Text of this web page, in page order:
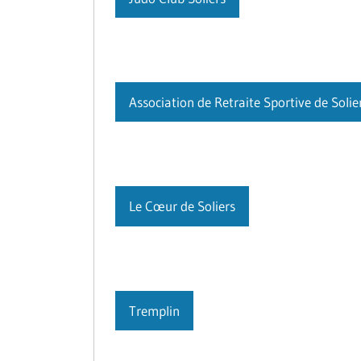
Association de Retraite Sportive de
Le Cœur de Soliers
Tremplin